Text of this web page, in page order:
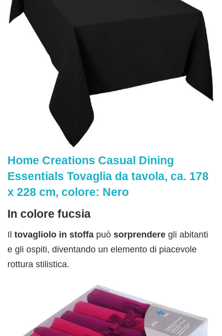
Home Creations Casual Dining
Essentials Tovaglia da tavola, ca. 178
x 228 cm, colore: Nero
In colore fucsia
Il tovagliolo in stoffa può sorprendere gli abitanti
e gli ospiti, diventando un elemento di piacevole
rottura stilistica.